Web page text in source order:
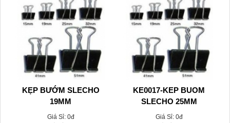
KẸP BƯỚM SLECHO
19MM
Giá Sỉ: 0đ
KE0017-KEP BUOM
SLECHO 25MM
Giá Sỉ: 0đ